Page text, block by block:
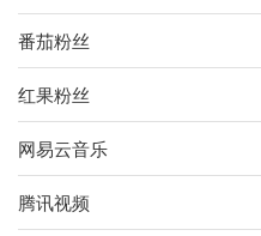
番茄粉丝
红果粉丝
网易云音乐
腾讯视频